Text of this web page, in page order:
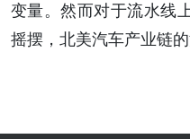
变量。然而对于流水线
摇摆，北美汽车产业链